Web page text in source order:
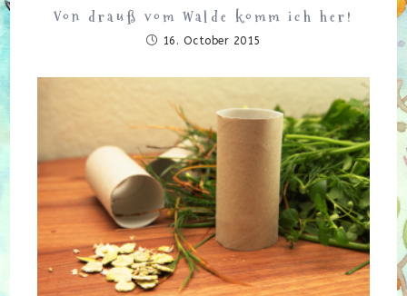
Von drauß vom Walde komm ich her!
16. October 2015